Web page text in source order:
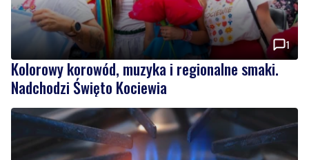
1
Kolorowy korowód, muzyka i regionalne smaki.
Nadchodzi Święto Kociewia